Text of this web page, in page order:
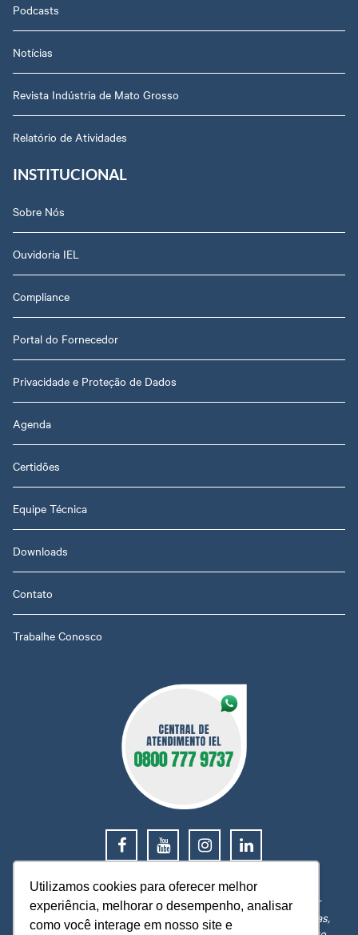
Utilizamos cookies para oferecer melhor
experiência, melhorar o desempenho, analisar
como você interage em nosso site e
Podcasts
Notícias
Revista Indústria de Mato Grosso
Relatório de Atividades
INSTITUCIONAL
Sobre Nós
Ouvidoria IEL
Compliance
Portal do Fornecedor
Privacidade e Proteção de Dados
Agenda
Certidões
Equipe Técnica
Downloads
Contato
Trabalhe Conosco
0800 777 9737
O IEL MT está a sua disposição, pronto para esclarecer
dúvidas, receber reclamações, sugestões e firmar parcerias,